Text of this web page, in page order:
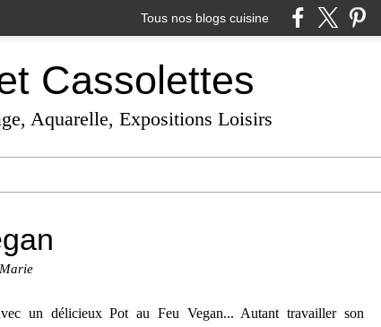
Tous nos blogs cuisine
Cassolettes
Aquarelle, Expositions Loisirs
un délicieux Pot au Feu Vegan... Autant travailler son